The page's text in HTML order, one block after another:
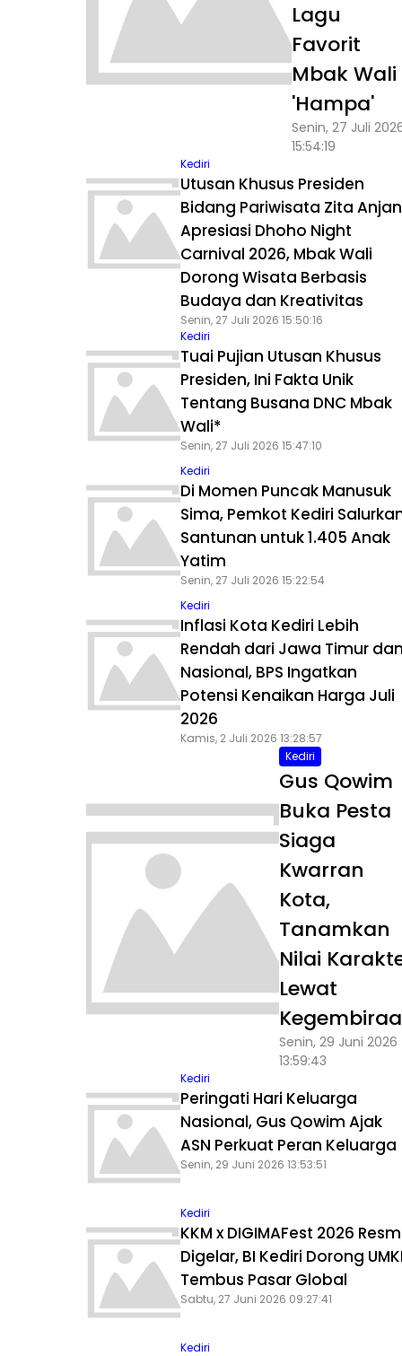
Lagu
Favorit
Mbak Wali
'Hampa'
Senin, 27 Juli
15:54:19
Kediri
Utusan Khusus Presiden
Bidang Pariwisata Zita
Apresiasi Dhoho Night
Carnival 2026, Mbak Wali
Dorong Wisata Berbasis
Budaya dan Kreativitas
Senin, 27 Juli 2026 15:50:16
Kediri
Tuai Pujian Utusan Khusus
Presiden, Ini Fakta Unik
Tentang Busana DNC Mbak
Wali*
Senin, 27 Juli 2026 15:47:10
Kediri
Di Momen Puncak Manusuk
Sima, Pemkot Kediri
Santunan untuk 1.405 Anak
Yatim
Senin, 27 Juli 2026 15:22:54
Kediri
Inflasi Kota Kediri Lebih
Rendah dari Jawa Timur
Nasional, BPS Ingatkan
Potensi Kenaikan Harga Juli
2026
Kamis, 2 Juli 2026 13:28:57
Kediri
Gus Qowim
Buka Pesta
Siaga
Kwarran
Kota,
Tanamkan
Nilai
Lewat
Senin, 29 Juni 2026
13:59:43
Kediri
Peringati Hari Keluarga
Nasional, Gus Qowim Ajak
ASN Perkuat Peran Keluarga
Senin, 29 Juni 2026 13:53:51
Kediri
KKM x DIGIMAFest 2026
Digelar, BI Kediri Dorong
Tembus Pasar Global
Sabtu, 27 Juni 2026 09:27:41
Kediri